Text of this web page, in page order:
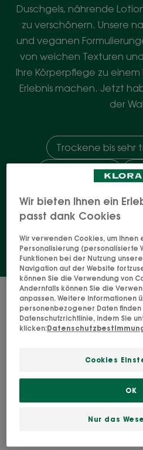
Duschgels, nährende
zu verschönern. Unsere
und veganen
von weichen Texturen
Ihre Körperpflege zu
Erlebnis machen. Jetzt
der
Trockene bis sehr
Bad & Dusche
Normale
13 Ergebnisse
Hautpflege"
Wir bieten Ihnen ein
passt dank Cookies
Wir verwenden Cookies, um Ihnen
Personalisierung (personalisierte
Funktionen bei der Nutzung
Navigation auf der Website
können Sie die Verwendung von
Andernfalls können Sie die
anpassen. Weitere Informationen
personenbezogener Daten finden
Datenschutzrichtlinie, indem Sie
klicken:
Cookies
Nur das
OK